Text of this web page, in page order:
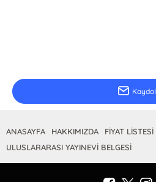
Kaydol
ANASAYFA HAKKIMIZDA FİYAT LİSTESİ
ULUSLARARASI YAYINEVİ BELGESİ